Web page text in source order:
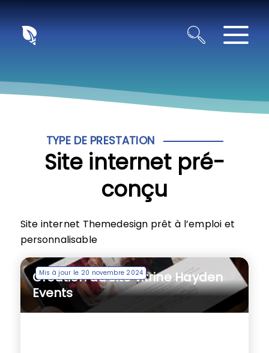
TYPE DE PRESTATION
Site internet pré-
conçu
Site internet Themedesign prêt à l’emploi et
personnalisable
Mis à jour le 20 novembre 2024
Création du site vitrine Hayden
Events
Panneau de gestion des cookies